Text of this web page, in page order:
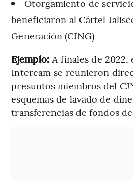
Otorgamiento de
beneficiaron al Cártel
Generación (CJNG)
Ejemplo: A finales de 2022,
Intercam se reunieron
presuntos miembros del
esquemas de lavado de
transferencias de fondos